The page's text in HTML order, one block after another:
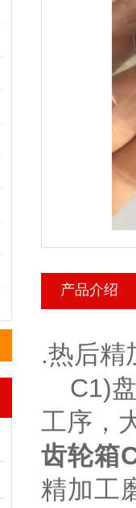
产品介绍
.热后精
C1)盘
工序，
齿轮箱
精加工